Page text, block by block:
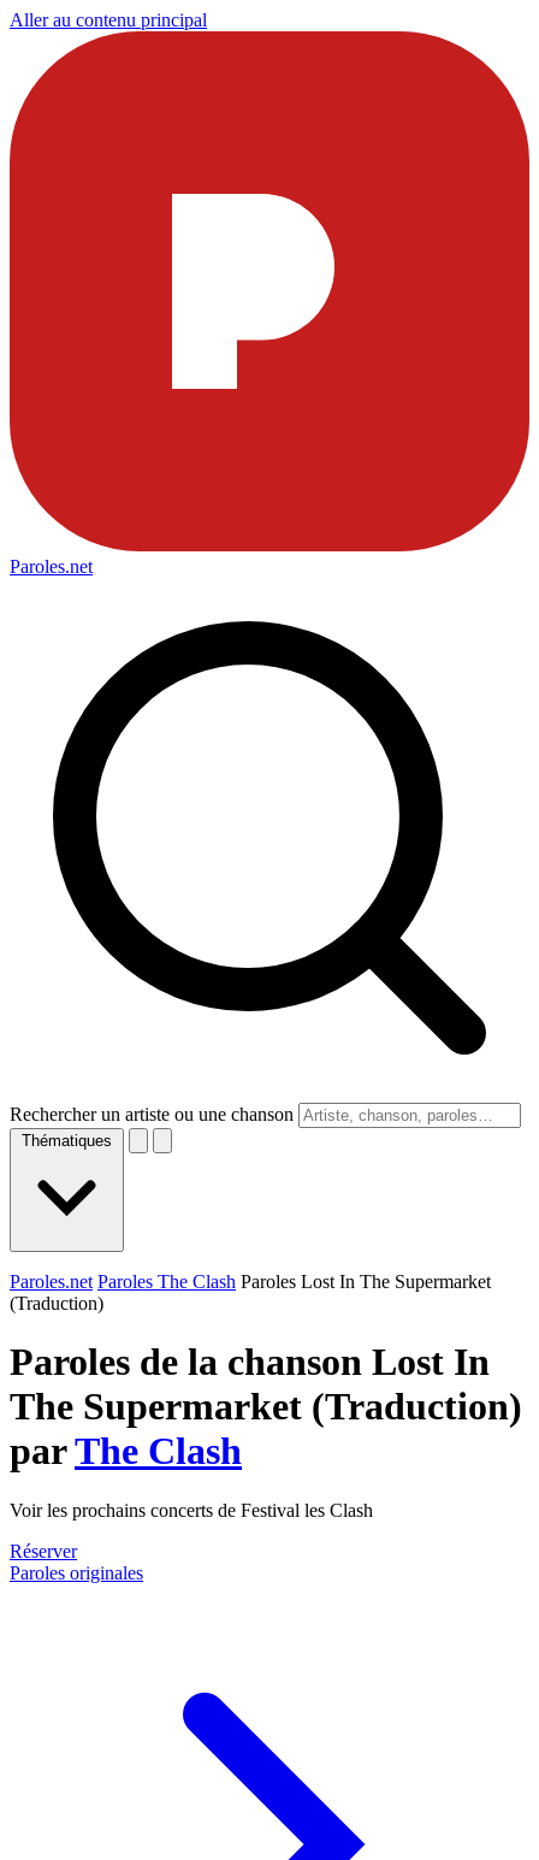
Aller au contenu principal
Paroles.net
Rechercher un artiste ou une chanson
Thématiques
Paroles.net Paroles The Clash Paroles Lost In The Supermarket
(Traduction)
Paroles de la chanson Lost In
The Supermarket (Traduction)
parThe Clash
Voir les prochains concerts de Festival les Clash
Réserver
Paroles originales